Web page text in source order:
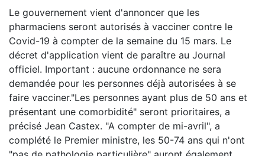
Le gouvernement vient d'annoncer que les
pharmaciens seront autorisés à vacciner contre le
Covid-19 à compter de la semaine du 15 mars. Le
décret d'application vient de paraître au Journal
officiel. Important : aucune ordonnance ne sera
demandée pour les personnes déjà autorisées à se
faire vacciner."Les personnes ayant plus de 50 ans et
présentant une comorbidité" seront prioritaires, a
précisé Jean Castex. "A compter de mi-avril", a
complété le Premier ministre, les 50-74 ans qui n'ont